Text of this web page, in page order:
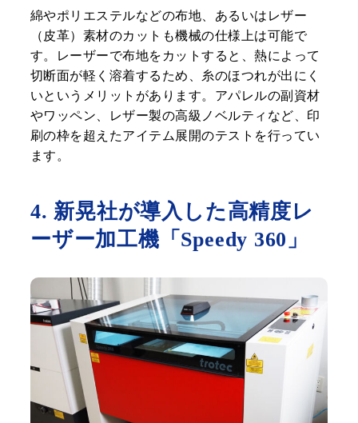
綿やポリエステルなどの布地、あるいはレザー
（皮革）素材のカットも機械の仕様上は可能で
す。レーザーで布地をカットすると、熱によって
切断面が軽く溶着するため、糸のほつれが出にく
いというメリットがあります。アパレルの副資材
やワッペン、レザー製の高級ノベルティなど、印
刷の枠を超えたアイテム展開のテストを行ってい
ます。
4. 新晃社が導入した高精度レ
ーザー加工機「Speedy 360」